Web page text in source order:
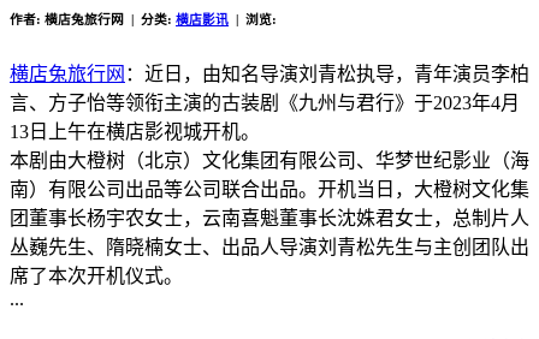
作者: 横店兔旅行网 | 分类: 横店影讯 | 浏览:
横店兔旅行网 ：近日，由知名导演刘青松执导，青年演员李柏
言、方子怡等领衔主演的古装剧《九州与君行》于2023年4月
13日上午在横店影视城开机。
本剧由大橙树（北京）文化集团有限公司、华梦世纪影业（海
南）有限公司出品等公司联合出品。开机当日，大橙树文化集
团董事长杨宇农女士，云南喜魁董事长沈姝君女士，总制片人
丛巍先生、隋晓楠女士、出品人导演刘青松先生与主创团队出
席了本次开机仪式。
...